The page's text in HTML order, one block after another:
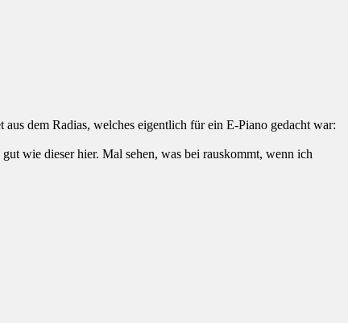
dem Radias, welches eigentlich für ein E-Piano gedacht war:
wie dieser hier. Mal sehen, was bei rauskommt, wenn ich